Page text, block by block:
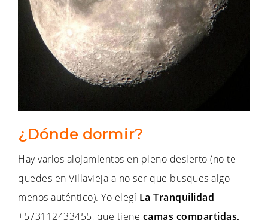
¿Dónde dormir?
Hay varios alojamientos en pleno desierto (no te
quedes en Villavieja a no ser que busques algo
menos auténtico). Yo elegí La Tranquilidad
+573112433455, que tiene camas compartidas,